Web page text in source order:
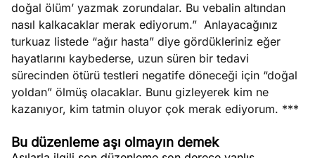
doğal ölüm’ yazmak zorundalar. Bu vebalin altından
nasıl kalkacaklar merak ediyorum.” Anlayacağınız
turkuaz listede “ağır hasta” diye gördükleriniz eğer
hayatlarını kaybederse, uzun süren bir tedavi
sürecinden ötürü testleri negatife döneceği için “doğal
yoldan” ölmüş olacaklar. Bunu gizleyerek kim ne
kazanıyor, kim tatmin oluyor çok merak ediyorum. ***
Bu düzenleme aşı olmayın demek